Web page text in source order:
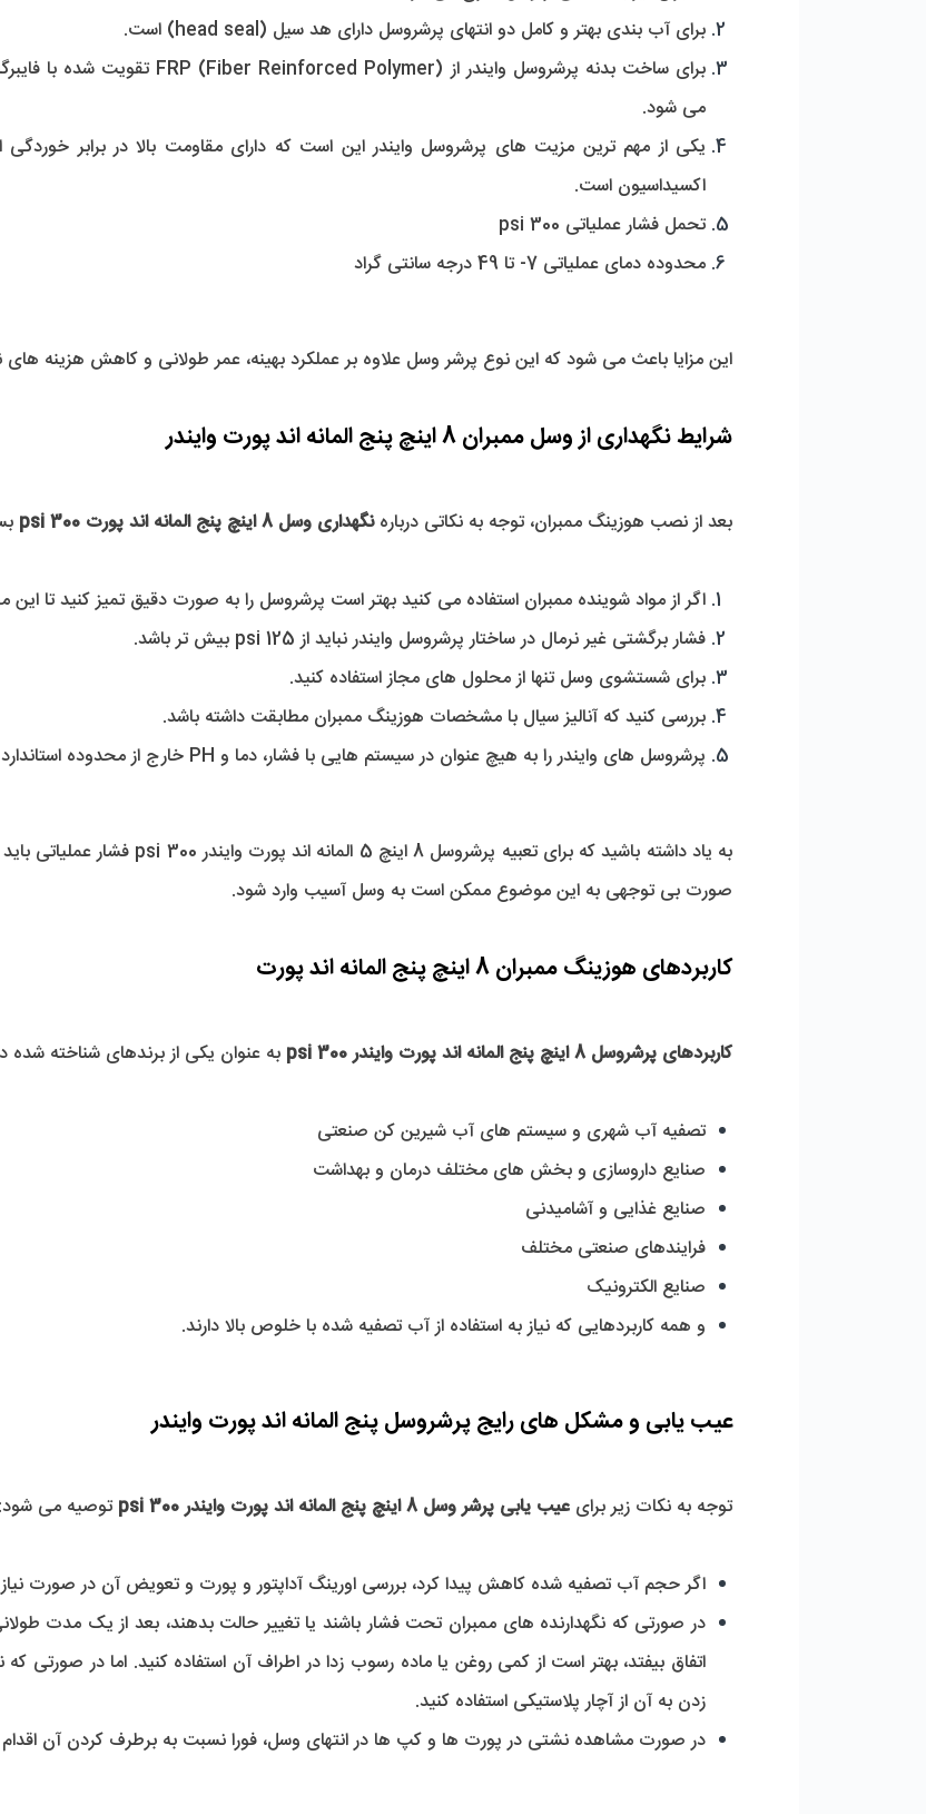
برای آب بندی بهتر و کامل دو انتهای پرشروسل دارای هد سیل (head seal) است.
می شود.
اکسیداسیون است.
تحمل فشار عملیاتی 300 psi
محدوده دمای عملیاتی 7- تا 49 درجه سانتی گراد
این مزایا باعث می ‌شود که این نوع پرشر وسل علاوه بر عملکرد بهینه، عمر طولانی و کاهش هزینه‌ های نگهداری را برای کاربر به همراه داشته باشد.
شرایط نگهداری از وسل ممبران 8 اینچ پنج المانه اند پورت وایندر
بعد از نصب هوزینگ ممبران، توجه به نکاتی درباره نگهداری وسل 8 اینچ پنج المانه اند پورت 300 psi
اگر از مواد شوینده ممبران استفاده می کنید بهتر است پرشروسل را به صورت دقیق تمیز کنید تا
فشار برگشتی غیر نرمال در ساختار پرشروسل وایندر نباید از 125 psi بیش تر باشد.
برای شستشوی وسل تنها از محلول های مجاز استفاده کنید.
بررسی کنید که آنالیز سیال با مشخصات هوزینگ ممبران مطابقت داشته باشد.
پرشروسل های وایندر را به هیچ عنوان در سیستم هایی با فشار، دما و PH خارج از محدوده استاندارد تعبیه نکنید.
صورت بی توجهی به این موضوع ممکن است به وسل آسیب وارد شود.
کاربردهای هوزینگ ممبران 8 اینچ پنج المانه اند پورت
کاربردهای پرشروسل 8 اینچ پنج المانه اند پورت وایندر 300 psi به عنوان یکی از برندهای شناخته شده
تصفیه آب شهری و سیستم های آب شیرین کن صنعتی
صنایع داروسازی و بخش های مختلف درمان و بهداشت
صنایع غذایی و آشامیدنی
فرایندهای صنعتی مختلف
صنایع الکترونیک
و همه کاربردهایی که نیاز به استفاده از آب تصفیه شده با خلوص بالا دارند.
عیب ‌یابی و مشکل های رایج پرشروسل پنج المانه اند پورت وایندر
توجه به نکات زیر برای عیب یابی پرشر وسل 8 اینچ پنج المانه اند پورت وایندر 300 psi توصیه می شود:
اگر حجم آب تصفیه شده کاهش پیدا کرد، بررسی اورینگ آداپتور و پورت و تعویض آن در صورت نیاز
زدن به آن از آچار پلاستیکی استفاده کنید.
در صورت مشاهده نشتی در پورت ها و کپ ها در انتهای وسل، فورا نسبت به برطرف کردن آن اقدام